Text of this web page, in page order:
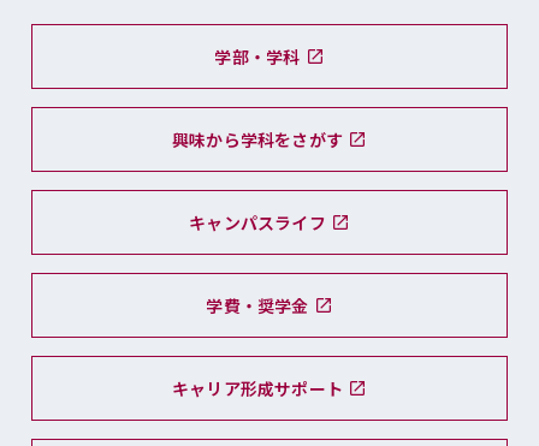
学部・学科
興味から学科をさがす
キャンパスライフ
学費・奨学金
キャリア形成サポート